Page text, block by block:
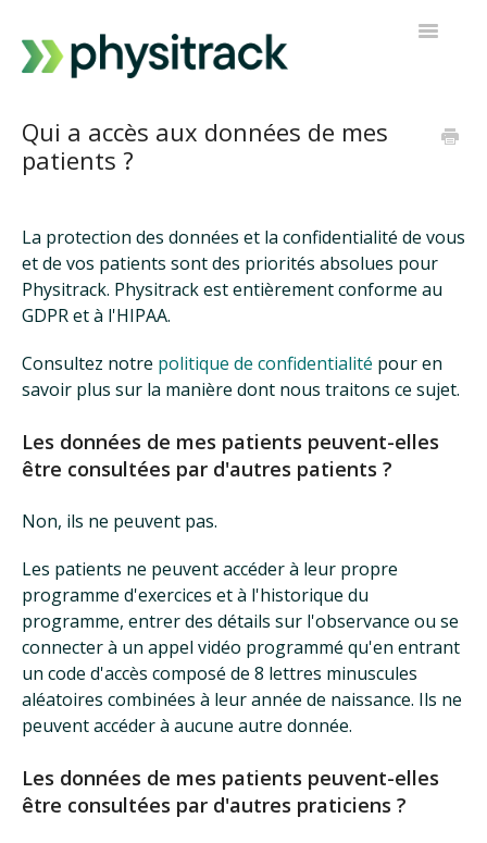
Toggle
Qui a accès aux données de mes
patients ?
La protection des données et la confidentialité de vous
et de vos patients sont des priorités absolues pour
Physitrack. Physitrack est entièrement conforme au
GDPR et à l'HIPAA.
Consultez notre politique de confidentialité pour en
savoir plus sur la manière dont nous traitons ce sujet.
Les données de mes patients peuvent-elles
être consultées par d'autres patients ?
Non, ils ne peuvent pas.
Les patients ne peuvent accéder à leur propre
programme d'exercices et à l'historique du
programme, entrer des détails sur l'observance ou se
connecter à un appel vidéo programmé qu'en entrant
un code d'accès composé de 8 lettres minuscules
aléatoires combinées à leur année de naissance. Ils ne
peuvent accéder à aucune autre donnée.
Les données de mes patients peuvent-elles
être consultées par d'autres praticiens ?